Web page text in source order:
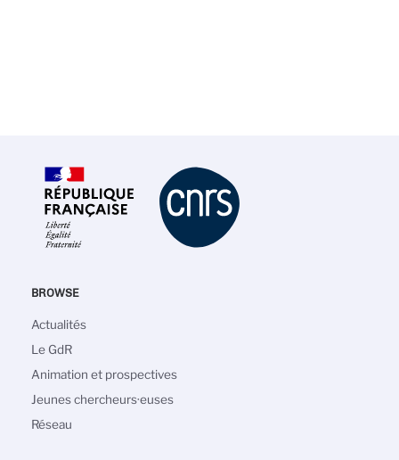
BROWSE
Navigation
principale
Actualités
Le GdR
Animation et prospectives
Jeunes chercheurs·euses
Réseau